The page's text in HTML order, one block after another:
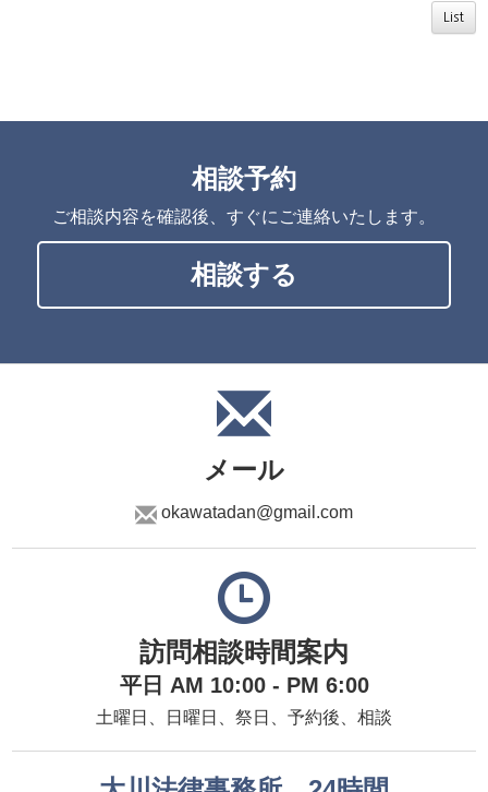
List
相談予約
ご相談内容を確認後、すぐにご連絡いたします。
相談する
メール
okawatadan@gmail.com
訪問相談時間案内
平日 AM 10:00 - PM 6:00
土曜日、日曜日、祭日、予約後、相談